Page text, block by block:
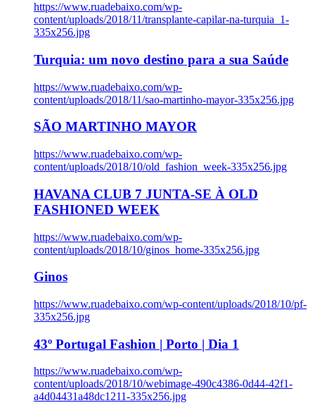
https://www.ruadebaixo.com/wp-
content/uploads/2018/11/transplante-capilar-na-turquia_1-
335x256.jpg
Turquia: um novo destino para a sua Saúde
https://www.ruadebaixo.com/wp-
content/uploads/2018/11/sao-martinho-mayor-335x256.jpg
SÃO MARTINHO MAYOR
https://www.ruadebaixo.com/wp-
content/uploads/2018/10/old_fashion_week-335x256.jpg
HAVANA CLUB 7 JUNTA-SE À OLD
FASHIONED WEEK
https://www.ruadebaixo.com/wp-
content/uploads/2018/10/ginos_home-335x256.jpg
Ginos
https://www.ruadebaixo.com/wp-content/uploads/2018/10/pf-
335x256.jpg
43º Portugal Fashion | Porto | Dia 1
https://www.ruadebaixo.com/wp-
content/uploads/2018/10/webimage-490c4386-0d44-42f1-
a4d04431a48dc1211-335x256.jpg